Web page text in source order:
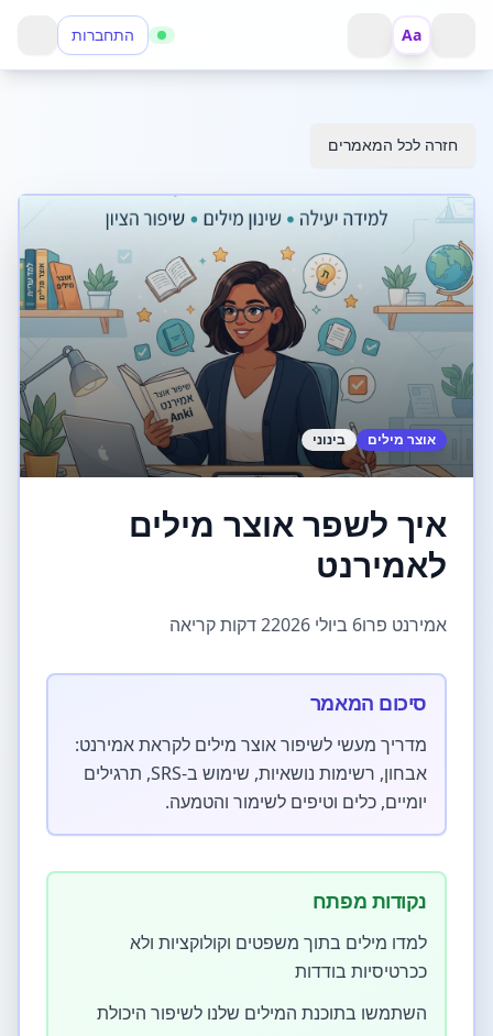
פתח תפריט
Aa התחברות
חזרה לכל המאמרים
אוצר מילים בינוני
איך לשפר אוצר מילים
לאמירנט
אמירנט פרו6 ביולי 2026 2 דקות קריאה
סיכום המאמר
מדריך מעשי לשיפור אוצר מילים לקראת אמירנט:
אבחון, רשימות נושאיות, שימוש ב-SRS, תרגילים
יומיים, כלים וטיפים לשימור והטמעה.
נקודות מפתח
למדו מילים בתוך משפטים וקולוקציות ולא
ככרטיסיות בודדות
השתמשו בתוכנת המילים שלנו לשיפור היכולת